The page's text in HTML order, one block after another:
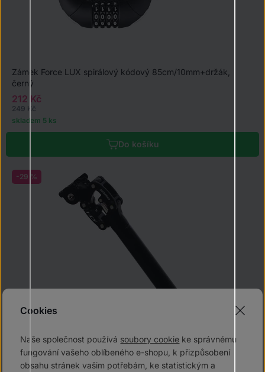
Do košíku
Zámek Force LUX spirálový kódový 85cm/10mm+držák,
černý
212 Kč
249 Kč
skladem 5 ks
-29 %
Odpružená sedlovka SR Suntour SP25 - NCX - černá
Cookies
Naše společnost používá soubory cookie ke správnému
fungování vašeho oblíbeného e-shopu, k přizpůsobení
obsahu stránek vašim potřebám, ke statistickým a